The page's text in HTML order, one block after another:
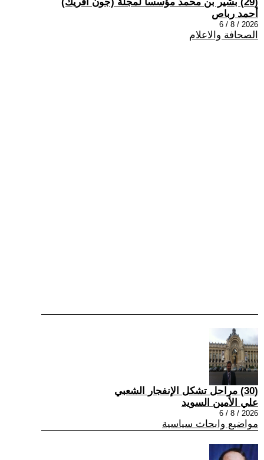
أحمد رباص
2026 / 8 / 6
الصحافة والاعلام
(30) مراحل تشكل الإنفجار الشعبي
علي الأمين السويد
2026 / 8 / 6
مواضيع وابحاث سياسية